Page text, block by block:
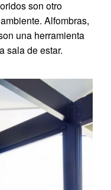
son otro
Alfombras,
una herramienta
sala de estar.